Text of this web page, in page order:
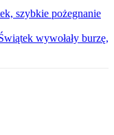
szybkie pożegnanie
wywołały burzę,